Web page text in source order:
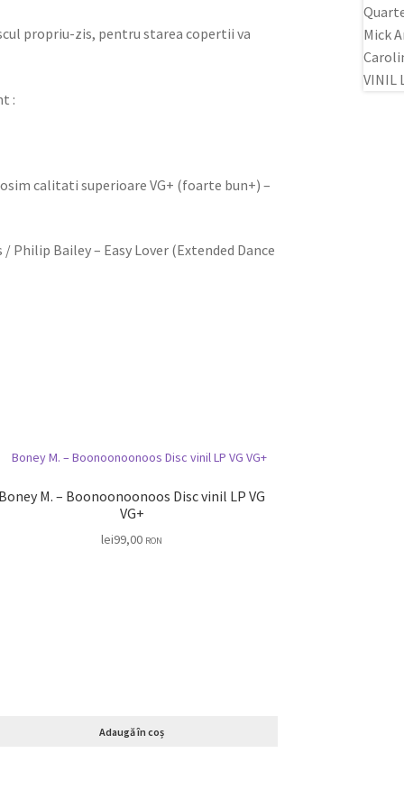
propriu-zis, pentru starea copertii va
:
calitati superioare VG+ (foarte bun+) –
Bailey – Easy Lover (Extended Dance
Boney M. – Boonoonoonoos Disc vinil LP VG
VG+
lei99,00 RON
Adaugă în coș